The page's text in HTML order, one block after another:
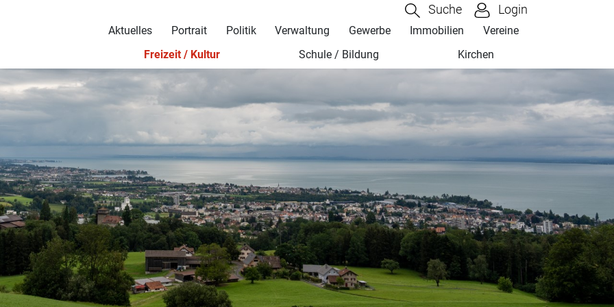
Suche Login
Aktuelles Portrait Politik Verwaltung Gewerbe Immobilien
Vereine
Freizeit / Kultur
Schule / Bildung Kirchen